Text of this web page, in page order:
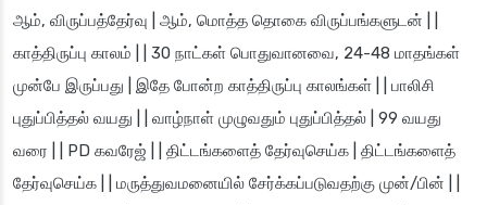
ஆம், விருப்பத்தேர்வு | ஆம், மொத்த தொகை விருப்பங்களுடன் | |
காத்திருப்பு காலம் | | 30 நாட்கள் பொதுவானவை, 24-48 மாதங்கள்
முன்பே இருப்பது | இதே போன்ற காத்திருப்பு காலங்கள் | | பாலிசி
புதுப்பித்தல் வயது | | வாழ்நாள் முழுவதும் புதுப்பித்தல் | 99 வயது
வரை | | PD கவரேஜ் | | திட்டங்களைத் தேர்வுசெய்க | திட்டங்களைத்
தேர்வுசெய்க | | மருத்துவமனையில் சேர்க்கப்படுவதற்கு முன்/பின் | |